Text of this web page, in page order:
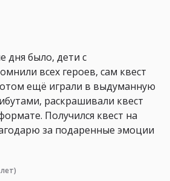
дня было, дети с
всех героев, сам квест
ещё играли в выдуманную
раскрашивали квест
Получился квест на
за подаренные эмоции